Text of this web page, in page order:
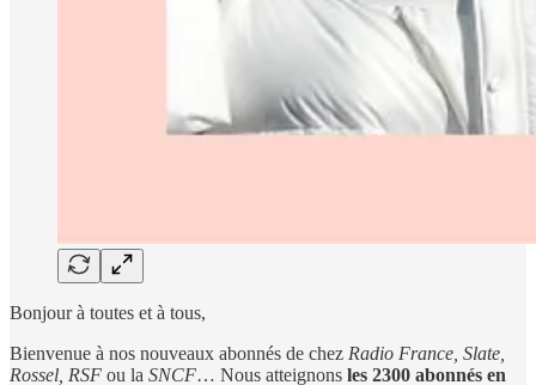
Bonjour à toutes et à tous,
Bienvenue à nos nouveaux abonnés de chez Radio France, Slate,
Rossel, RSF ou la SNCF… Nous atteignons les 2300 abonnés en